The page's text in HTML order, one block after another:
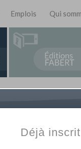
Emplois Qui
supérieur, mais
regroupe
Déjà